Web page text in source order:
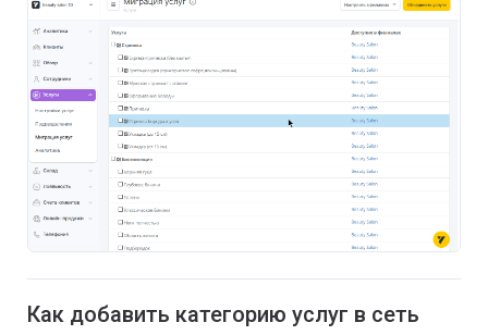
Как добавить категорию услуг в сеть